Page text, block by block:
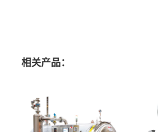
相关产品：